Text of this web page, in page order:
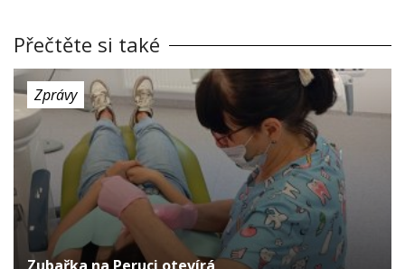
Přečtěte si také
Zprávy